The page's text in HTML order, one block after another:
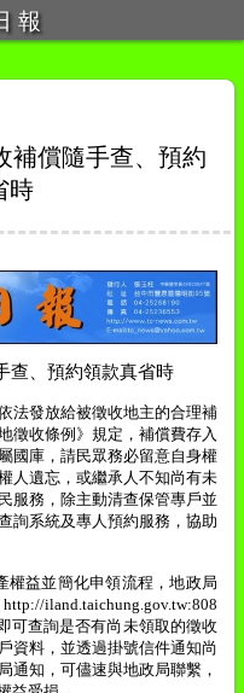
報
補償隨手查、預約
時
查、預約領款真省時
法發放給被徵收地主的合理補
徵收條例》規定，補償費存入
國庫，請民眾務必留意自身權
人遺忘，或繼承人不知尚有未
服務，除主動清查保管專戶並
詢系統及專人預約服務，協助
權益並簡化申領流程，地政局
http://iland.taichung.gov.tw:808
可查詢是否有尚未領取的徵收
資料，並透過掛號信件通知尚
通知，可儘速與地政局聯繫，